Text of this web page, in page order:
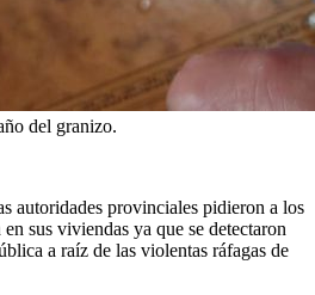
del granizo.
autoridades provinciales pidieron a los
sus viviendas ya que se detectaron
a raíz de las violentas ráfagas de